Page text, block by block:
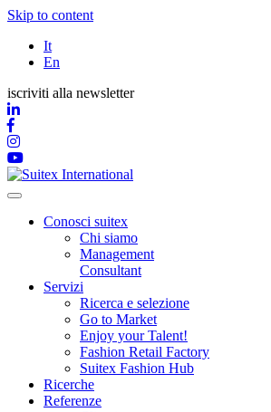
Skip to content
It
En
iscriviti alla newsletter
Conosci suitex
Chi siamo
Management
Consultant
Servizi
Ricerca e selezione
Go to Market
Enjoy your Talent!
Fashion Retail Factory
Suitex Fashion Hub
Ricerche
Referenze